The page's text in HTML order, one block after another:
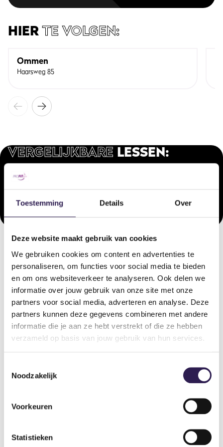
Toestemming Details Over
Deze website maakt gebruik van cookies
We gebruiken cookies om content en advertenties te
personaliseren, om functies voor social media te bieden
en om ons websiteverkeer te analyseren. Ook delen we
informatie over jouw gebruik van onze site met onze
partners voor social media, adverteren en analyse. Deze
partners kunnen deze gegevens combineren met andere
informatie die je aan ze hebt verstrekt of die ze hebben
verzameld op basis van jouw gebruik van hun services.
Noodzakelijk
Voorkeuren
Statistieken
HIERTE VOLGEN:
Ommen
Haarsweg 85
VERGELIJKBARELESSEN:
Ricochet
OOKALL-IN FITNESS?
Schrijf je nu in